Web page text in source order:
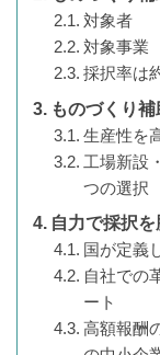
対象者
対象事業
採択率は
ものづくり
生産性を
工場新設
つの選択
自力で採択
国が定義
自社での
ート
高額報酬